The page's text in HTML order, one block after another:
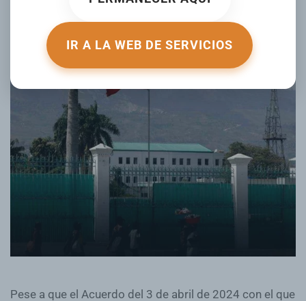
IR A LA WEB DE SERVICIOS
ESCRITO POR DIARIOLIBRE.COM EL 04 JULIO 2025.
PUBLICADO EN
INTERNACIONALES.
Pese a que el Acuerdo del 3 de abril de 2024 con el que